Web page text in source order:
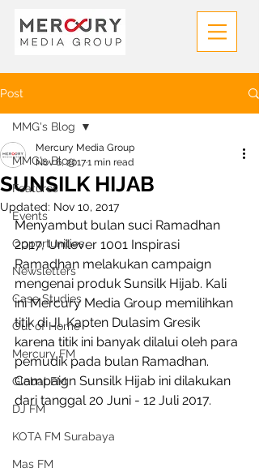
Post
MMG's Blog
Features
Events
Opportunities
Newsletters
Case Studies
Out of Home
Mercury FM
Global FM
DJ FM
KOTA FM Surabaya
Mas FM
MMG's Blog
SUNSILK HIJAB
Mercury Media Group
Nov 6, 20171 min read
Updated: Nov 10, 2017
Menyambut bulan suci Ramadhan
2017, Unilever 1001 Inspirasi
Ramadhan melakukan campaign
mengenai produk Sunsilk Hijab. Kali
ini Mercury Media Group memilihkan
titik di Jl. Kapten Dulasim Gresik
karena titik ini banyak dilalui oleh para
pemudik pada bulan Ramadhan.
Campaign Sunsilk Hijab ini dilakukan
dari tanggal 20 Juni - 12 Juli 2017.